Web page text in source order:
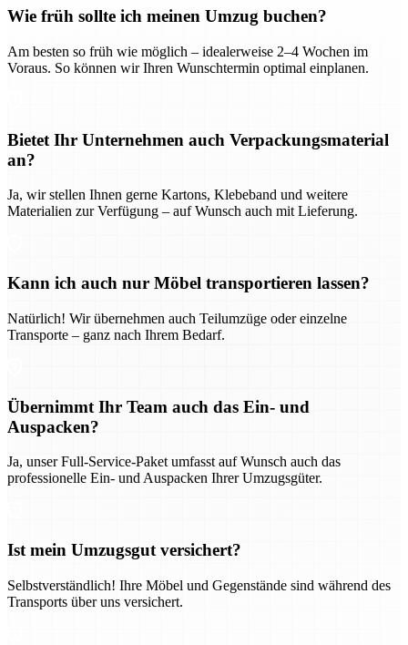
Wie früh sollte ich meinen Umzug buchen?
Am besten so früh wie möglich – idealerweise 2–4 Wochen im
Voraus. So können wir Ihren Wunschtermin optimal einplanen.
Bietet Ihr Unternehmen auch Verpackungsmaterial
an?
Ja, wir stellen Ihnen gerne Kartons, Klebeband und weitere
Materialien zur Verfügung – auf Wunsch auch mit Lieferung.
Kann ich auch nur Möbel transportieren lassen?
Natürlich! Wir übernehmen auch Teilumzüge oder einzelne
Transporte – ganz nach Ihrem Bedarf.
Übernimmt Ihr Team auch das Ein- und
Auspacken?
Ja, unser Full-Service-Paket umfasst auf Wunsch auch das
professionelle Ein- und Auspacken Ihrer Umzugsgüter.
Ist mein Umzugsgut versichert?
Selbstverständlich! Ihre Möbel und Gegenstände sind während des
Transports über uns versichert.